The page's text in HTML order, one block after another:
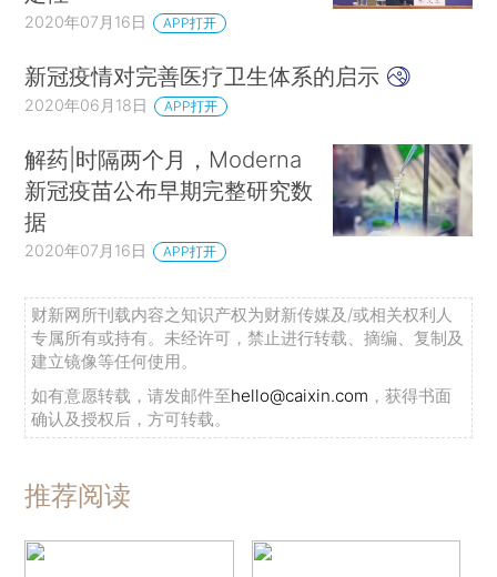
2020年07月16日 APP打开
新冠疫情对完善医疗卫生体系的启示
2020年06月18日 APP打开
解药|时隔两个月，Moderna
新冠疫苗公布早期完整研究数
据
2020年07月16日 APP打开
财新网所刊载内容之知识产权为财新传媒及/或相关权利人
专属所有或持有。未经许可，禁止进行转载、摘编、复制及
建立镜像等任何使用。
如有意愿转载，请发邮件至hello@caixin.com ，获得书面
确认及授权后，方可转载。
推荐阅读